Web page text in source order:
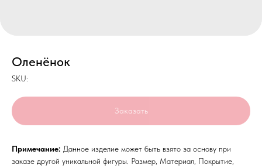
Оленёнок
SKU:
Заказать
Примечание: Данное изделие может быть взято за основу при
заказе другой уникальной фигуры. Размер, Материал, Покрытие,